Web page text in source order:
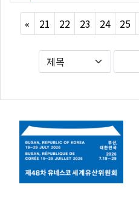
« Previous
21 22 23 24 25